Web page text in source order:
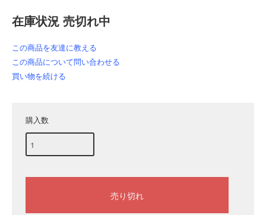
在庫状況 売切れ中
この商品を友達に教える
この商品について問い合わせる
買い物を続ける
購入数